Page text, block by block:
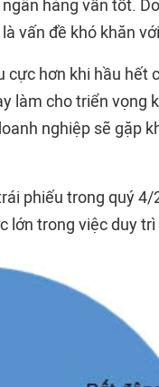
hàng vẫn tốt.
vấn đề khó khăn
cực hơn khi hầu hết
làm cho triển vọng
nghiệp sẽ gặp
phiếu trong quý
lớn trong việc duy